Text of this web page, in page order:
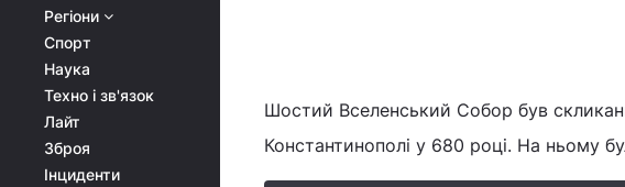
Регіони
Спорт
Наука
Техно і зв'язок
Лайт
Зброя
Інциденти
Шостий Вселенський Собор був
Константинополі у 680 році. На ньому